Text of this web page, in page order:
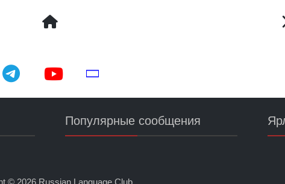
telegram youtube
Популярные сообщения
© 2026 Russian Language Club